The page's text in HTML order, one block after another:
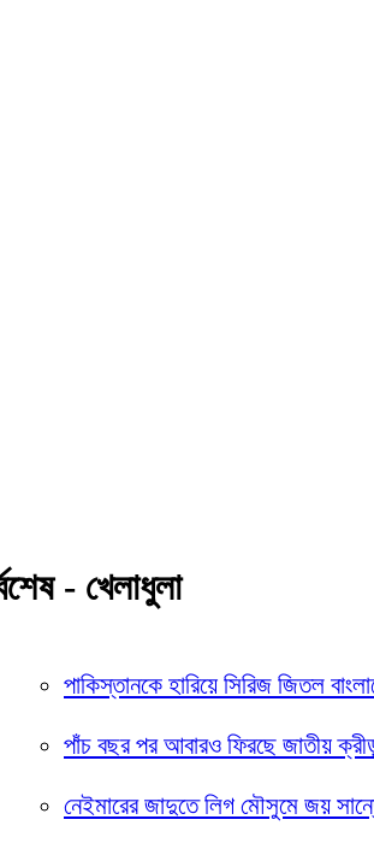
- খেলাধুলা
পাকিস্তানকে হারিয়ে সিরিজ জিতল
পাঁচ বছর পর আবারও ফিরছে জাতীয়
নেইমারের জাদুতে লিগ মৌসুমে জয়